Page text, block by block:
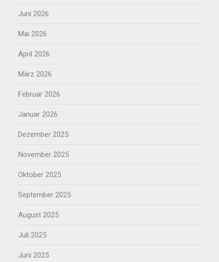
Juni 2026
Mai 2026
April 2026
März 2026
Februar 2026
Januar 2026
Dezember 2025
November 2025
Oktober 2025
September 2025
August 2025
Juli 2025
Juni 2025